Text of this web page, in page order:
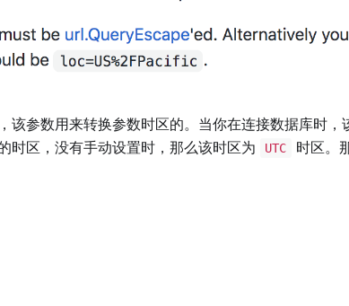
该参数用来转换参数时区的。当你在连接数据库时，
时区，没有手动设置时，那么该时区为 UTC 时区。